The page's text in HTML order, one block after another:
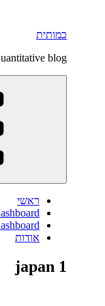
כמותית
blog
ראשי
אודות
japan 1